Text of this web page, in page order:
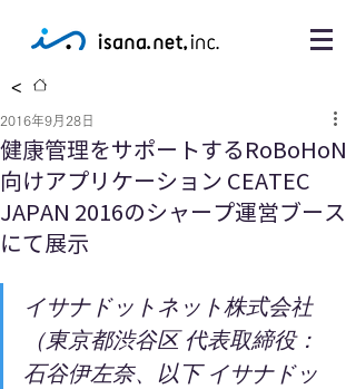
<
健康管理をサポートするRoBoHoN
向けアプリケーション CEATEC
JAPAN 2016のシャープ運営ブース
にて展示
2016年9月28日
イサナドットネット株式会社
（東京都渋谷区 代表取締役：
石谷伊左奈、以下 イサナドッ